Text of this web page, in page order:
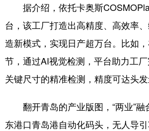
据介绍，依托卡奥斯
台，该工厂打造出高精度、高效率
造新模式，实现日产超万台。比如
节，通过AI视觉检测，平台助力工
关键尺寸的精准检测，精度可达头发
翻开青岛的产业版图，“两业”融
东港口青岛港自动化码头，无人导